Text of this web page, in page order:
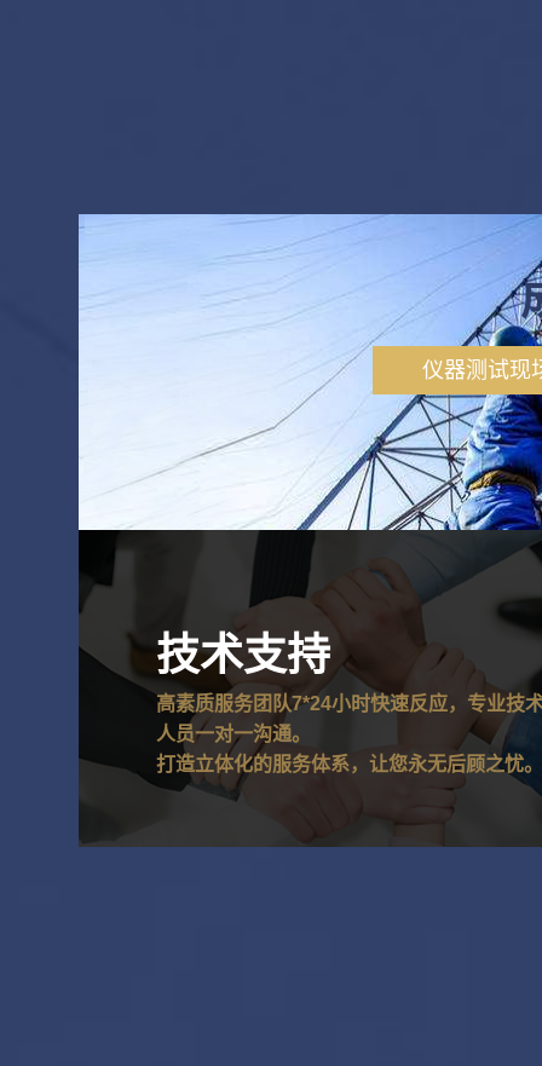
仪器测试现
技术支持
高素质服务团队7*24小时快速反应，专业技
人员一对一沟通。
打造立体化的服务体系，让您永无后顾之忧。